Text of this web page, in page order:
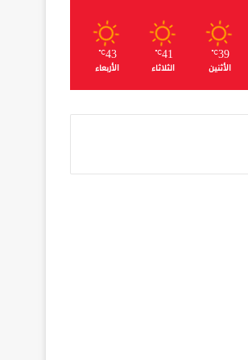
39
℃
الأثنين
41
℃
الثلاثاء
43
℃
الأربعاء